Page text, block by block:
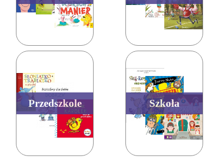
Przedszkole Szkoła